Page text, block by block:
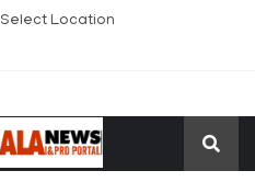
Select Location